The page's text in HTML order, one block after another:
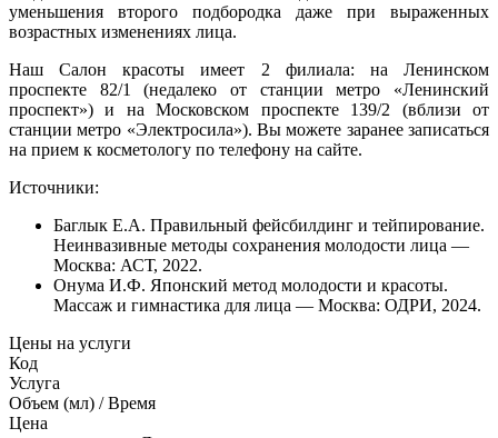
уменьшения второго подбородка даже при выраженных
возрастных изменениях лица.
Наш Салон красоты имеет 2 филиала: на Ленинском
проспекте 82/1 (недалеко от станции метро «Ленинский
проспект») и на Московском проспекте 139/2 (вблизи от
станции метро «Электросила»). Вы можете заранее записаться
на прием к косметологу по телефону на сайте.
Источники:
Баглык Е.А. Правильный фейсбилдинг и тейпирование.
Неинвазивные методы сохранения молодости лица —
Москва: АСТ, 2022.
Онума И.Ф. Японский метод молодости и красоты.
Массаж и гимнастика для лица — Москва: ОДРИ, 2024.
Цены на услуги
Код
Услуга
Объем (мл) / Время
Цена